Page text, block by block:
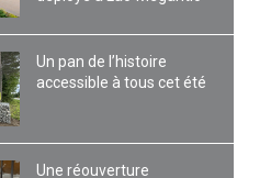
Un pan de l’histoire
accessible à tous cet été
Une réouverture